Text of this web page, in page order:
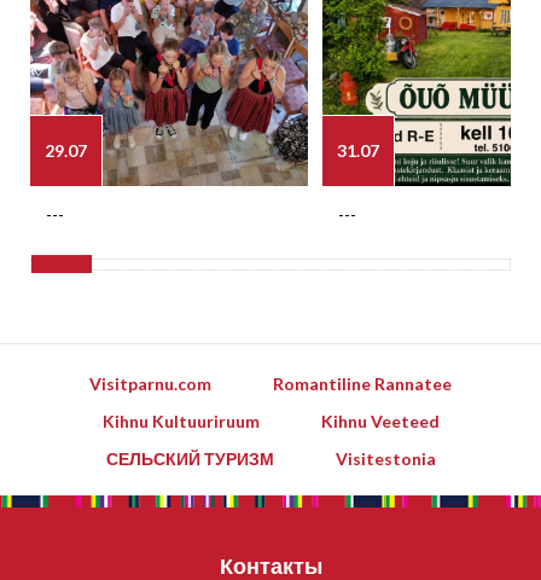
29.07
---
31.07
---
Visitparnu.com
Romantiline Rannatee
Kihnu Kultuuriruum
Kihnu Veeteed
СЕЛЬСКИЙ ТУРИЗМ
Visitestonia
Контакты